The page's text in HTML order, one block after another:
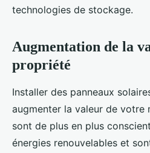
technologies de stockage.
Augmentation de la
propriété
Installer des panneaux
augmenter la valeur de votre
sont de plus en plus
énergies renouvelables et